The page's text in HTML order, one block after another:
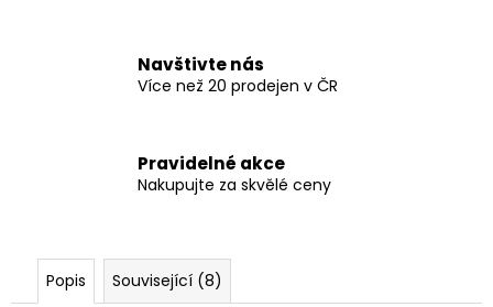
Navštivte nás
Více než 20 prodejen v ČR
Pravidelné akce
Nakupujte za skvělé ceny
Popis Související (8)